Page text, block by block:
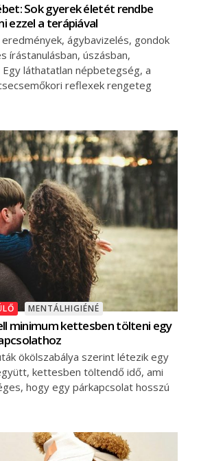
Sok gyerek életét rendbe
ezzel a terápiával
eredmények, ágybavizelés, gondok
írástanulásban, úszásban,
Egy láthatatlan népbetegség, a
reflexek rengeteg
MENTÁLHIGIÉNÉ
minimum kettesben tölteni egy
ökölszabálya szerint létezik egy
kettesben töltendő idő, ami
hogy egy párkapcsolat hosszú